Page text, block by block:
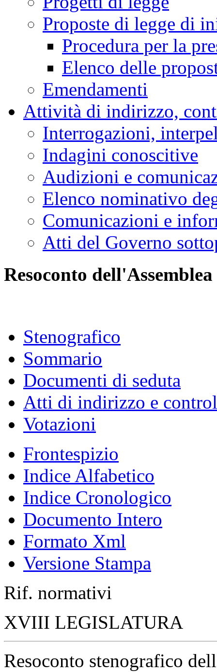
Proposte di legge di
Procedura per la
Elenco delle
Emendamenti
Attività di indirizzo,
Interrogazioni,
Indagini conoscitive
Audizioni e
Elenco nominativo
Comunicazioni e
Atti del Governo
Resoconto dell'Assemblea
Stenografico
Sommario
Documenti di seduta
Atti di indirizzo e
Votazioni
Frontespizio
Indice Alfabetico
Indice Cronologico
Documento Intero
Formato Xml
Versione Stampa
Rif. normativi
XVIII LEGISLATURA
Resoconto stenografico